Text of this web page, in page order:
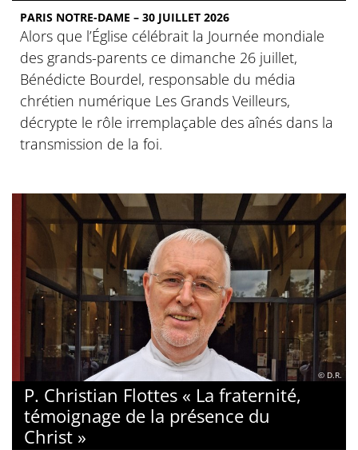
PARIS NOTRE-DAME – 30 JUILLET 2026
Alors que l’Église célébrait la Journée mondiale
des grands-parents ce dimanche 26 juillet,
Bénédicte Bourdel, responsable du média
chrétien numérique Les Grands Veilleurs,
décrypte le rôle irremplaçable des aînés dans la
transmission de la foi.
© D.R.
P. Christian Flottes « La fraternité,
témoignage de la présence du
Christ »